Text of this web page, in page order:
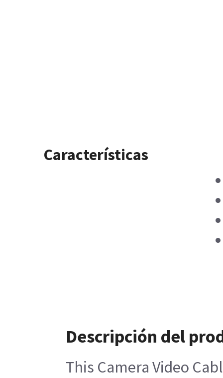
Características
Descripción del
This Camera Video